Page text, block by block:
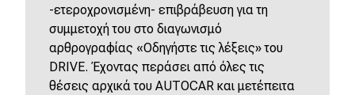
-ετεροχρονισμένη- επιβράβευση για τη
συμμετοχή του στο διαγωνισμό
αρθρογραφίας «Οδηγήστε τις λέξεις» του
DRIVE. Έχοντας περάσει από όλες τις
θέσεις αρχικά του AUTOCAR και μετέπειτα